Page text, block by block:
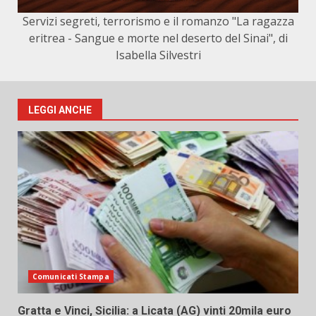
Servizi segreti, terrorismo e il romanzo "La ragazza
eritrea - Sangue e morte nel deserto del Sinai", di
Isabella Silvestri
LEGGI ANCHE
Comunicati Stampa
Gratta e Vinci, Sicilia: a Licata (AG) vinti 20mila euro